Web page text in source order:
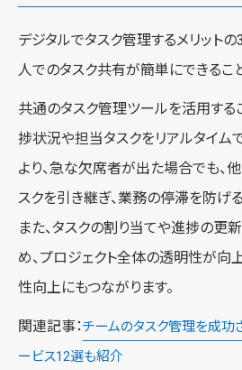
デジタルでタスク管理するメリット
人でのタスク共有が簡単にできること
共通のタスク管理ツールを活用する
捗状況や担当タスクをリアルタイム
より、急な欠席者が出た場合でも、
スクを引き継ぎ、業務の停滞を防げる
また、タスクの割り当てや進捗の更
め、プロジェクト全体の透明性が向
性向上にもつながります。
関連記事：チームのタスク管理を成功
ービス12選も紹介